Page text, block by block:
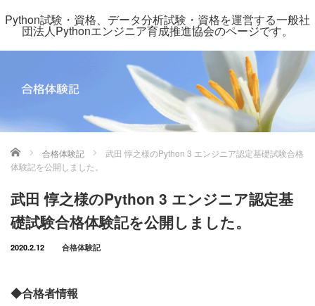
Python試験・資格、データ分析試験・資格を運営する一般社
団法人Pythonエンジニア育成推進協会のページです。
ホーム 合格体験記
武田 惇之様のPython 3 エンジニア認定基礎試験合格
体験記を公開しました。
武田 惇之様のPython 3 エンジニア認定基
礎試験合格体験記を公開しました。
2020.2.12 合格体験記
◆合格者情報